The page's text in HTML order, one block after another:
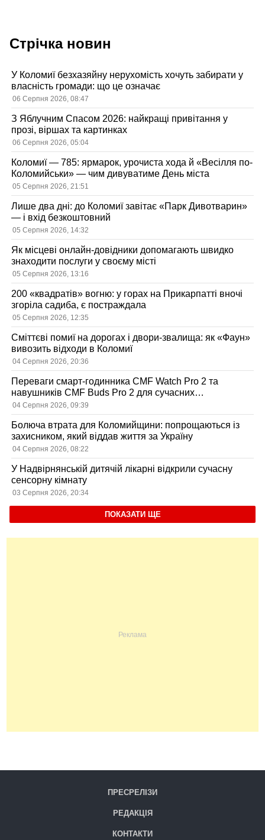
Стрічка новин
У Коломиї безхазяйну нерухомість хочуть забирати у
власність громади: що це означає
06 Серпня 2026, 08:47
З Яблучним Спасом 2026: найкращі привітання у
прозі, віршах та картинках
06 Серпня 2026, 05:04
Коломиї — 785: ярмарок, урочиста хода й «Весілля по-
Коломийськи» — чим дивуватиме День міста
05 Серпня 2026, 21:51
Лише два дні: до Коломиї завітає «Парк Дивотварин»
— і вхід безкоштовний
05 Серпня 2026, 14:32
Як місцеві онлайн-довідники допомагають швидко
знаходити послуги у своєму місті
05 Серпня 2026, 13:16
200 «квадратів» вогню: у горах на Прикарпатті вночі
згоріла садиба, є постраждала
05 Серпня 2026, 12:35
Сміттєві помиї на дорогах і двори-звалища: як «Фаун»
вивозить відходи в Коломиї
04 Серпня 2026, 20:36
Переваги смарт-годинника CMF Watch Pro 2 та
навушників CMF Buds Pro 2 для сучасних
користувачів
04 Серпня 2026, 09:39
Болюча втрата для Коломийщини: попрощаються із
захисником, який віддав життя за Україну
04 Серпня 2026, 08:22
У Надвірнянській дитячій лікарні відкрили сучасну
сенсорну кімнату
03 Серпня 2026, 20:34
ПОКАЗАТИ ЩЕ
ПРЕСРЕЛІЗИ
РЕДАКЦІЯ
КОНТАКТИ